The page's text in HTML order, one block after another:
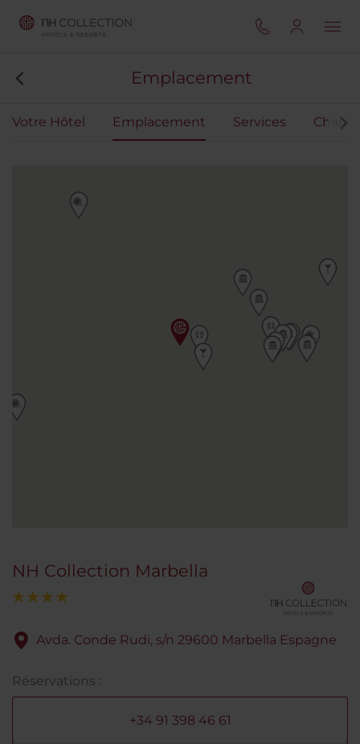
Emplacement
Votre Hôtel Emplacement Services
NH Collection Marbella
Avda. Conde Rudi, s/n 29600 Marbella Espagne
Réservations :
+34 91 398 46 61